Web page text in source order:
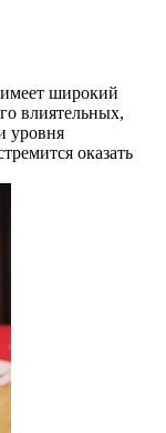
широкий
влиятельных,
уровня
оказать